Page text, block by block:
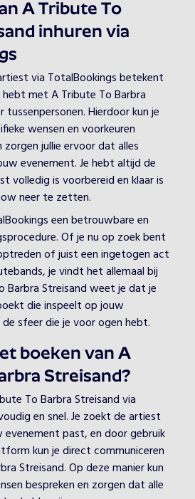
A Tribute To
inhuren via
via TotalBookings betekent
met A Tribute To Barbra
Hierdoor kun je
wensen en voorkeuren
jullie ervoor dat alles
evenement. Je hebt altijd de
volledig is voorbereid en klaar is
neer te zetten.
een betrouwbare en
Of je nu op zoek bent
of juist een ingetogen act
je vindt het allemaal bij
Barbra Streisand weet je dat je
die inspeelt op jouw
sfeer die je voor ogen hebt.
boeken van A
Streisand?
To Barbra Streisand via
en snel. Je zoekt de artiest
past, en door gebruik
kun je direct communiceren
Streisand. Op deze manier kun
bespreken en zorgen dat alle